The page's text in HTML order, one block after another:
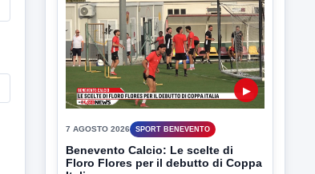
7 AGOSTO 2026 SPORT BENEVENTO
Benevento Calcio: Le scelte di
Floro Flores per il debutto di Coppa
Italia
Il Benevento è pronto al debutto di Coppa
Italia. Scelte...